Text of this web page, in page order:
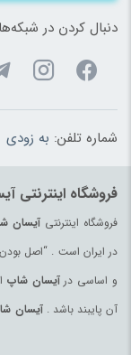
دنبال کردن در
شماره تلفن: به زودی
فروشگاه اینترنتی
فروشگاه اینترنتیآیسان
در ایران است . “اصل بودن
و اساسی درآیسان شاپ
آن پایبند باشد .آیسان
بیفزاید تا بتواند نیاز